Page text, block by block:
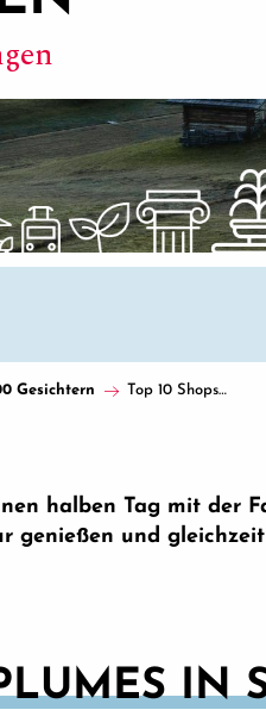
Gesichtern Top 10 Shops…
halben Tag mit der
genießen und
IN